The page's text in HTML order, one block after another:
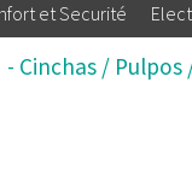
et Securité
Cinchas / Pulpos